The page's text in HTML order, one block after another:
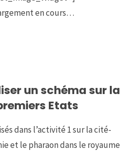
en cours…
un schéma sur la
Etats
dans l’activité 1 sur la cité-
et le pharaon dans le royaume